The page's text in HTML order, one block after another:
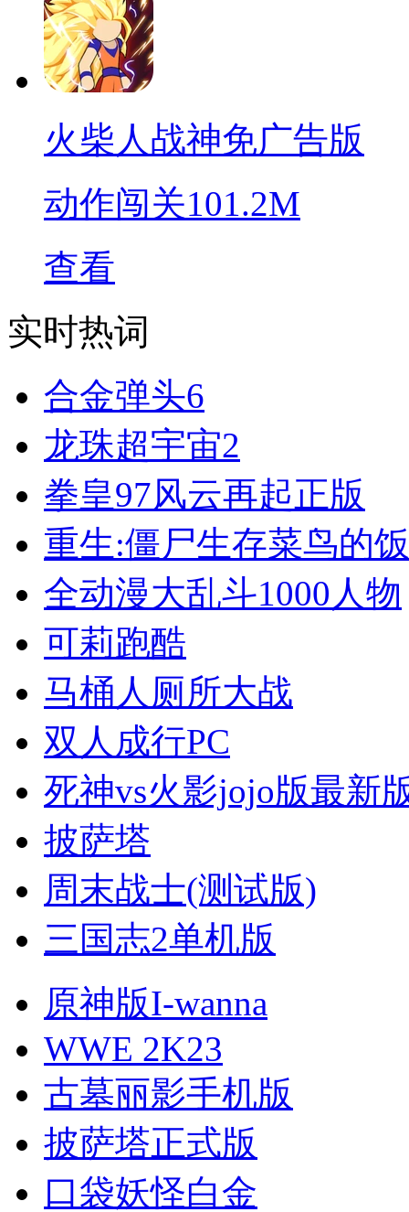
火柴人战神免广告版
动作闯关101.2M
查看
实时热词
合金弹头6
龙珠超宇宙2
拳皇97风云再起正版
重生:僵尸生存菜鸟的
全动漫大乱斗1000人物
可莉跑酷
马桶人厕所大战
双人成行PC
死神vs火影jojo版最新
披萨塔
周末战士(测试版)
三国志2单机版
原神版I-wanna
WWE 2K23
古墓丽影手机版
披萨塔正式版
口袋妖怪白金